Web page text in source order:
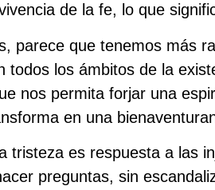
de la fe, lo que
parece que tenemos más
todos los ámbitos de la
nos permita forjar una
en una
tristeza es respuesta a las
preguntas, sin